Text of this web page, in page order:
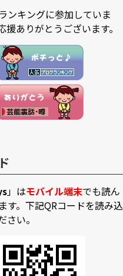
ンキングに参加していま
援ありがとうございます。
」はモバイル端末でも読ん
す。下記QRコードを読み込
さい。